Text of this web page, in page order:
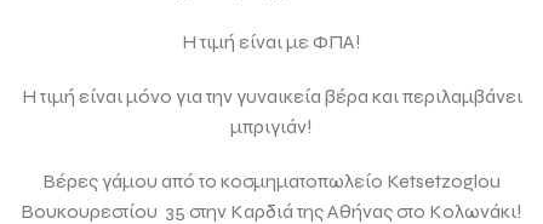
Η τιμή είναι με ΦΠΑ!
Η τιμή είναι μόνο για την γυναικεία βέρα και περιλαμβάνει
μπριγιάν!
Βέρες γάμου από το κοσμηματοπωλείο Ketsetzoglou
Βουκουρεστίου 35 στην Καρδιά της Αθήνας στο Κολωνάκι!